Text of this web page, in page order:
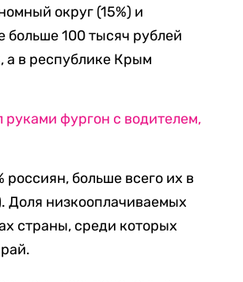
округ (15%) и
больше 100 тысяч рублей
а в республике Крым
фургон с водителем,
больше всего их в
Доля низкооплачиваемых
страны, среди которых